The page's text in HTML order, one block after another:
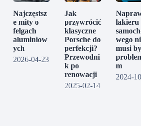
Najczęstsz
e mity o
felgach
aluminiow
ych
2026-04-23
Jak
przywrócić
klasyczne
Porsche do
perfekcji?
Przewodni
k po
renowacji
2025-02-14
lakieru
wego
musi
m
2024-